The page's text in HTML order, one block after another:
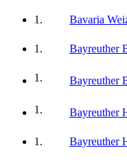
Bavaria
Bayreuther
Bayreuther
Bayreuther
Bayreuther